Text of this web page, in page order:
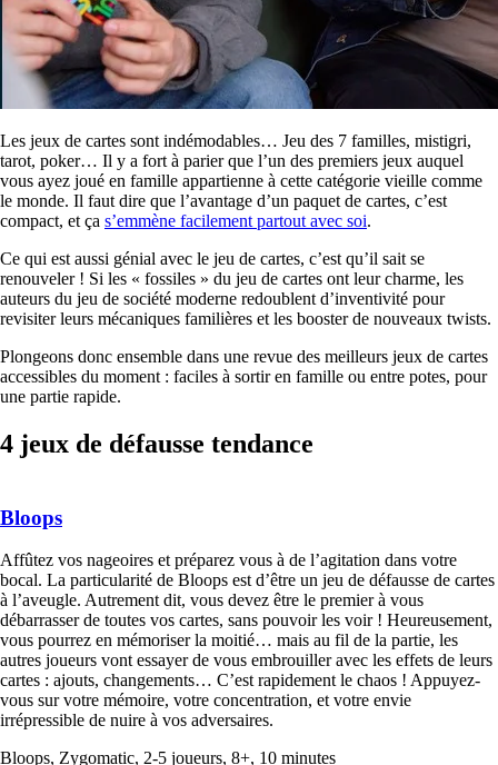
Les jeux de cartes sont indémodables… Jeu des 7 familles, mistigri,
tarot, poker… Il y a fort à parier que l’un des premiers jeux auquel
vous ayez joué en famille appartienne à cette catégorie vieille comme
le monde. Il faut dire que l’avantage d’un paquet de cartes, c’est
compact, et ça s’emmène facilement partout avec soi.
Ce qui est aussi génial avec le jeu de cartes, c’est qu’il sait se
renouveler ! Si les « fossiles » du jeu de cartes ont leur charme, les
auteurs du jeu de société moderne redoublent d’inventivité pour
revisiter leurs mécaniques familières et les booster de nouveaux twists.
Plongeons donc ensemble dans une revue des meilleurs jeux de cartes
accessibles du moment : faciles à sortir en famille ou entre potes, pour
une partie rapide.
4 jeux de défausse tendance
Bloops
Affûtez vos nageoires et préparez vous à de l’agitation dans votre
bocal. La particularité de Bloops est d’être un jeu de défausse de cartes
à l’aveugle. Autrement dit, vous devez être le premier à vous
débarrasser de toutes vos cartes, sans pouvoir les voir ! Heureusement,
vous pourrez en mémoriser la moitié… mais au fil de la partie, les
autres joueurs vont essayer de vous embrouiller avec les effets de leurs
cartes : ajouts, changements… C’est rapidement le chaos ! Appuyez-
vous sur votre mémoire, votre concentration, et votre envie
irrépressible de nuire à vos adversaires.
Bloops, Zygomatic, 2-5 joueurs, 8+, 10 minutes